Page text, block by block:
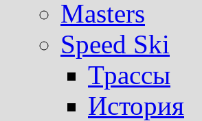
Masters
Speed Ski
Трассы
История